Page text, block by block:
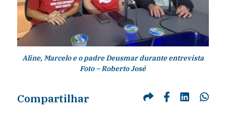
Aline, Marcelo e o padre Deusmar durante entrevista
Foto – Roberto José
Compartilhar